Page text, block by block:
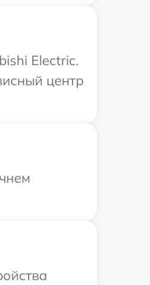
Electric.
центр